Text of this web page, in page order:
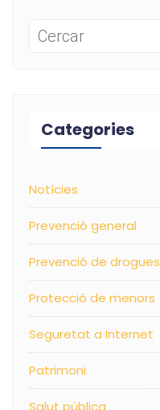
Categories
Notícies
Prevenció general
Prevenció de drogues
Protecció de menors
Seguretat a Internet
Patrimoni
Salut pública